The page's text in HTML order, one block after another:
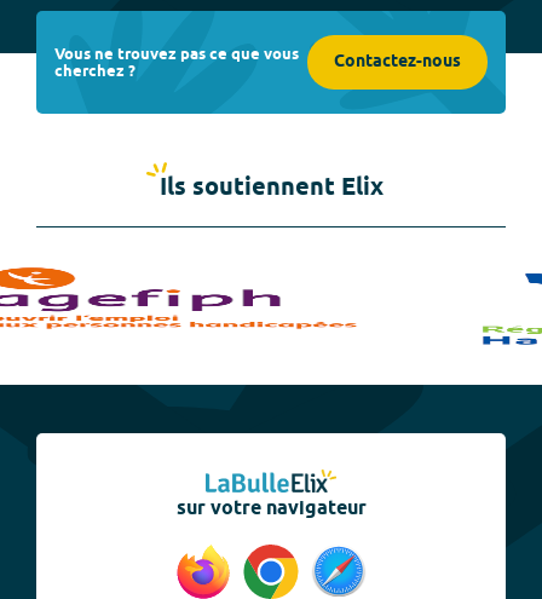
Vous ne trouvez pas ce que vous
cherchez ? Contactez-nous
Ils soutiennent Elix
sur votre navigateur